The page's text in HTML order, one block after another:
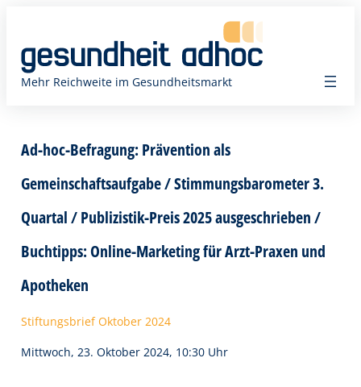
springen
Mehr Reichweite im Gesundheitsmarkt
Ad-hoc-Befragung: Prävention als
Gemeinschaftsaufgabe / Stimmungsbarometer 3.
Quartal / Publizistik-Preis 2025 ausgeschrieben /
Buchtipps: Online-Marketing für Arzt-Praxen und
Apotheken
Stiftungsbrief Oktober 2024
Mittwoch, 23. Oktober 2024, 10:30 Uhr